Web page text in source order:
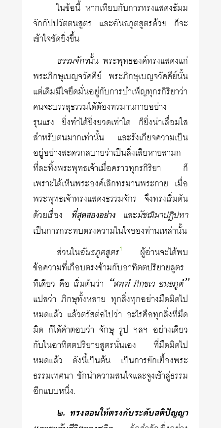
ในข้อนี้ หากเทียบกับการทรงแสดงธัมม
จักกัปปวัตตนสูตร และอันธภูตสูตรด้วย ก็จะ
เข้าใจชัดยิ่งขึ้น
ธรรมจักรนั้น พระพุทธองค์ทรงแสดงแก่
พระภิกษุเบญจวัคคีย์ พระภิกษุเบญจวัคคีย์นั้น
แต่เดิมมีใจยึดมั่นอยู่กับการบำเพ็ญทุกรกิริยาว่า
คนจะบรรลุธรรมได้ต้องทรมานกายอย่าง
รุนแรง ยิ่งทำได้ยิ่งยวดเท่าใด ก็ยิ่งน่าเลื่อมใส
สำหรับตนมากเท่านั้น และรังเกียจความเป็น
อยู่อย่างสะดวกสบายว่าเป็นสิ่งเสียหายลามก
ที่ละทิ้งพระพุทธเจ้าเมื่อคราวทุกรกิริยา ก็
เพราะได้เห็นพระองค์เลิกทรมานพระกาย เมื่อ
พระพุทธเจ้าทรงแสดงธรรมจักร จึงทรงเริ่มต้น
ด้วยเรื่อง ที่สุดสองอย่างและมัชฌิมาปฏิปทา
เป็นการกระทบตรงความในใจของท่านเหล่านั้น
ส่วนในอันธภูตสูตร1
ผู้อ่านจะได้พบ
ข้อความที่เกือบตรงข้ามกับอาทิตตปริยายสูตร
ทีเดียว คือ เริ่มต้นว่า “สพฺพํ ภิกฺขเว อนฺธภูตํ”
แปลว่า ภิกษุทั้งหลาย ทุกสิ่งทุกอย่างมืดมิดไป
หมดแล้ว แล้วตรัสต่อไปว่า อะไรคือทุกสิ่งที่มืด
มิด ก็ได้คำตอบว่า จักษุ รูป ฯลฯ อย่างเดียว
กับในอาทิตตปริยายสูตรนั่นเอง ที่มืดมิดไป
หมดแล้ว ดังนี้เป็นต้น เป็นการยักเยื้องพระ
ธรรมเทศนา ชักนำความสนใจและจูงเข้าสู่ธรรม
อีกแบบหนึ่ง.
๒. ทรงสอนให้ตรงกับระดับสติปัญญา